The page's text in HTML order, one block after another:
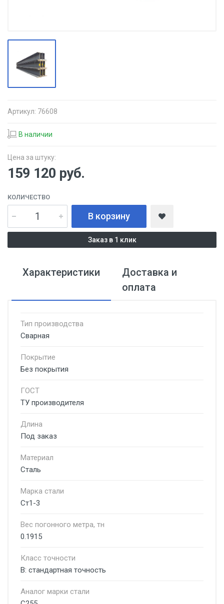
Артикул: 76608
В наличии
Цена за штуку:
159 120 руб.
КОЛИЧЕСТВО
В корзину
Заказ в 1 клик
Характеристики
Доставка и
оплата
Тип производства
Сварная
Покрытие
Без покрытия
ГОСТ
ТУ производителя
Длина
Под заказ
Материал
Сталь
Марка стали
Ст1-3
Вес погонного метра, тн
0.1915
Класс точности
В: стандартная точность
Аналог марки стали